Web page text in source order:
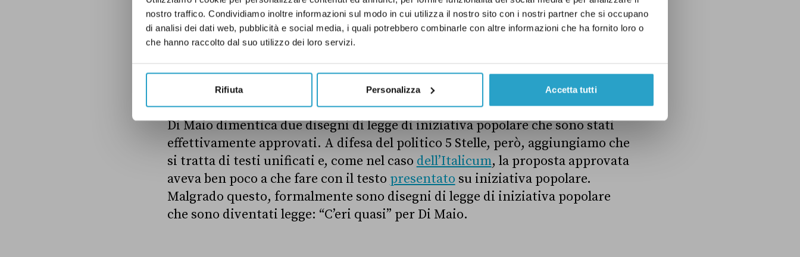
nostro traffico. Condividiamo inoltre informazioni sul modo in cui utilizza il nostro sito con i nostri partner che si occupano
di analisi dei dati web, pubblicità e social media, i quali potrebbero combinarle con altre informazioni che ha fornito loro o
che hanno raccolto dal suo utilizzo dei loro servizi.
Rifiuta Personalizza Accetta tutti
in questione è poi rientrato nel testo dell’Italicum.
Verdetto
Di Maio dimentica due disegni di legge di iniziativa popolare che sono stati
effettivamente approvati. A difesa del politico 5 Stelle, però, aggiungiamo che
si tratta di testi unificati e, come nel caso dell’Italicum, la proposta approvata
aveva ben poco a che fare con il testo presentato su iniziativa popolare.
Malgrado questo, formalmente sono disegni di legge di iniziativa popolare
che sono diventati legge: “C’eri quasi” per Di Maio.